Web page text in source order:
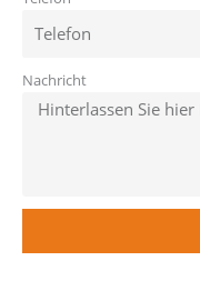
Nachricht